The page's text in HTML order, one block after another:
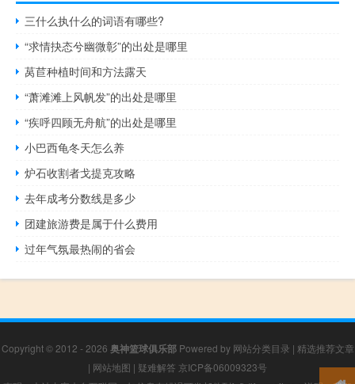
三什么执什么的词语有哪些?
“求情抉态兮幽微彰”的出处是哪里
莴苣种植时间和方法露天
“萧滩滩上风帆发”的出处是哪里
“疾呼四顾无舟航”的出处是哪里
小巴西龟冬天怎么养
炉石收割者戈提克攻略
去年成考分数线是多少
团建旅游费是属于什么费用
过年气氛最热闹的省会
Copyright © 2012 - 2026 奥神篮球俱乐部Powered by 网站分类目录 | 精选推荐文章
| 网站地图 | 疑难解答 京ICP备06009323号